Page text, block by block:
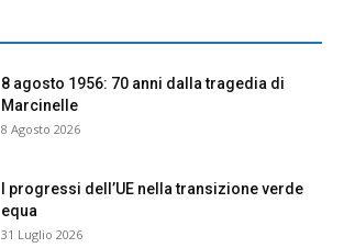
8 agosto 1956: 70 anni dalla tragedia di
Marcinelle
8 Agosto 2026
I progressi dell’UE nella transizione verde
equa
31 Luglio 2026